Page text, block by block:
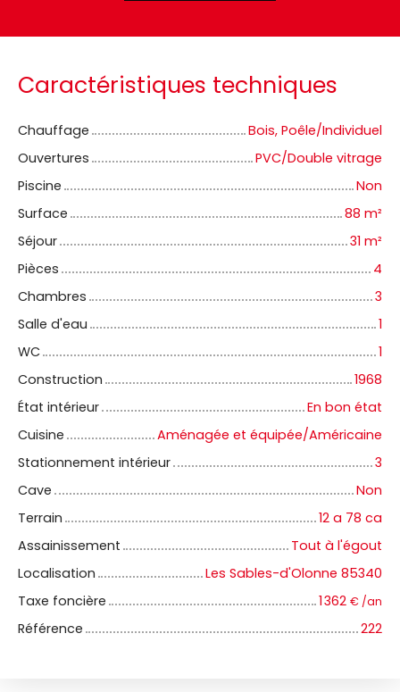
Caractéristiques techniques
Chauffage
Bois, Poêle/Individuel
Ouvertures
PVC/Double vitrage
Piscine
Non
Surface
88 m²
Séjour
31 m²
Pièces
4
Chambres
3
Salle d'eau
1
WC
1
Construction
1968
État intérieur
En bon état
Cuisine
Aménagée et équipée/Américaine
Stationnement intérieur
3
Cave
Non
Terrain
12 a 78 ca
Assainissement
Tout à l'égout
Localisation
Les Sables-d'Olonne 85340
Taxe foncière
1 362 € /an
Référence 222